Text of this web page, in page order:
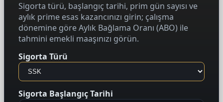
Sigorta türü, başlangıç tarihi, prim gün sayısı ve
aylık prime esas kazancınızı girin; çalışma
dönemine göre Aylık Bağlama Oranı (ABO) ile
tahmini emekli maaşınızı görün.
Sigorta Türü
Sigorta Başlangıç Tarihi